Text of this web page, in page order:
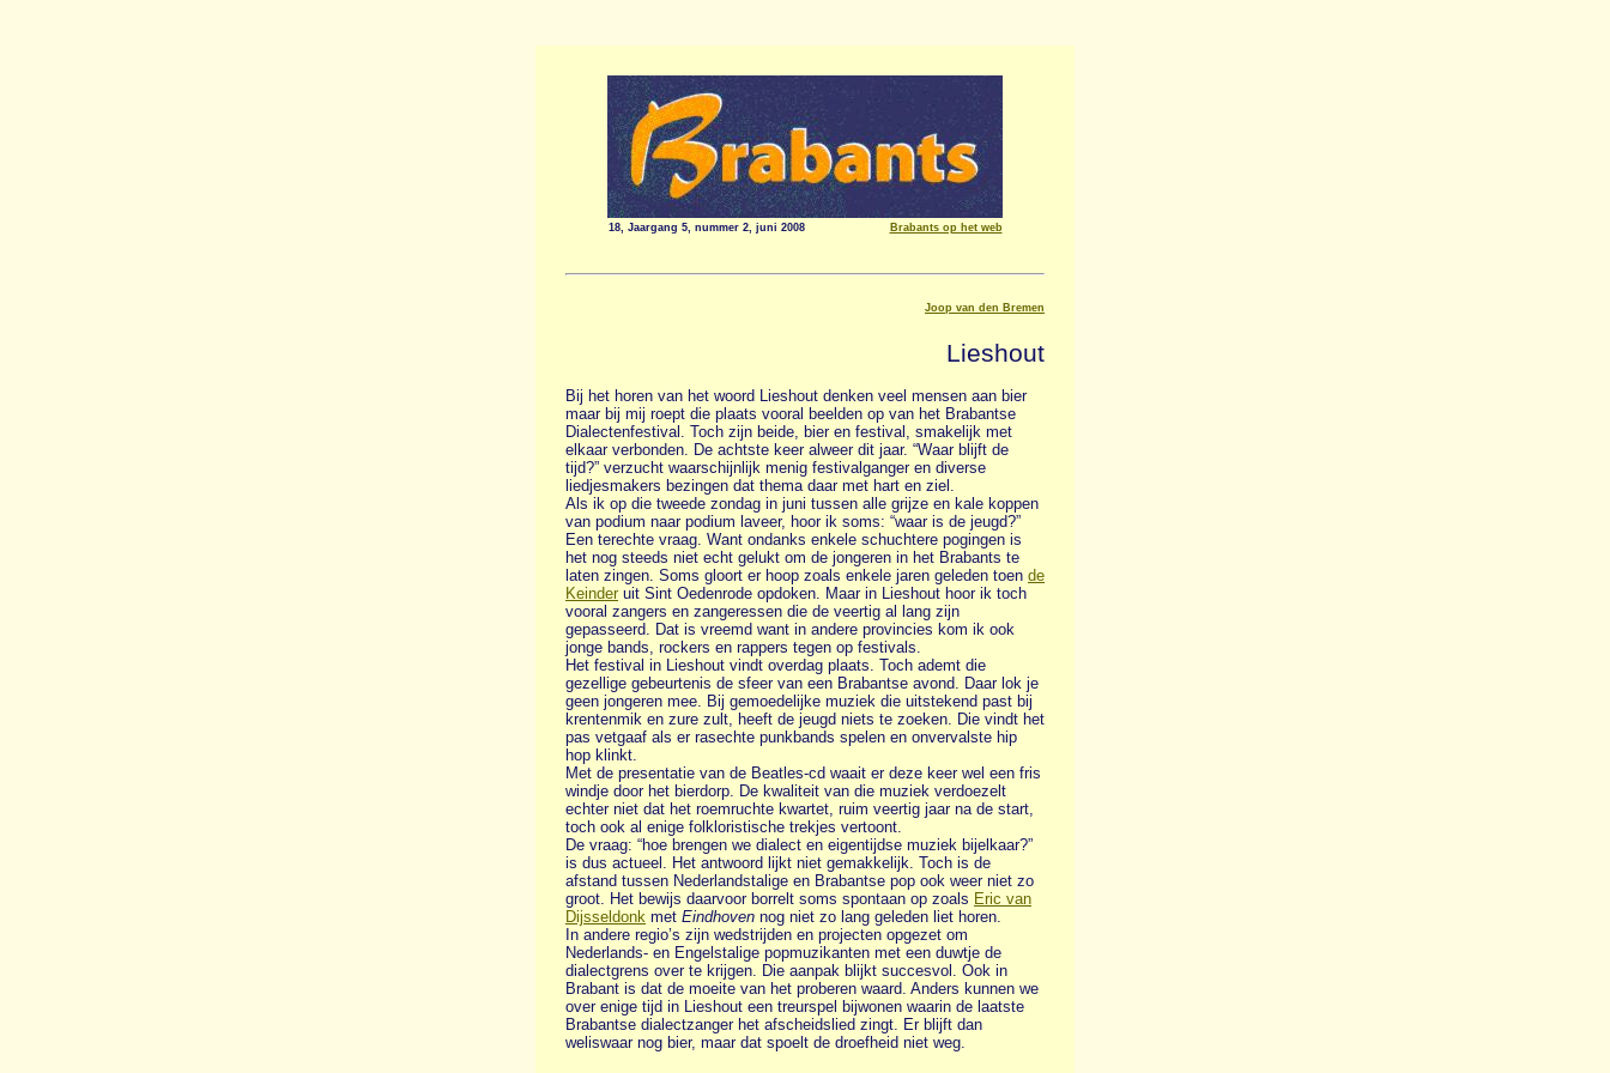
18, Jaargang 5, nummer 2, juni 2008 Brabants op het web
Joop van den Bremen
Lieshout
Bij het horen van het woord Lieshout denken veel mensen aan bier
maar bij mij roept die plaats vooral beelden op van het Brabantse
Dialectenfestival. Toch zijn beide, bier en festival, smakelijk met
elkaar verbonden. De achtste keer alweer dit jaar. “Waar blijft de
tijd?” verzucht waarschijnlijk menig festivalganger en diverse
liedjesmakers bezingen dat thema daar met hart en ziel.
Als ik op die tweede zondag in juni tussen alle grijze en kale koppen
van podium naar podium laveer, hoor ik soms: “waar is de jeugd?”
Een terechte vraag. Want ondanks enkele schuchtere pogingen is
het nog steeds niet echt gelukt om de jongeren in het Brabants te
laten zingen. Soms gloort er hoop zoals enkele jaren geleden toen de
Keinder uit Sint Oedenrode opdoken. Maar in Lieshout hoor ik toch
vooral zangers en zangeressen die de veertig al lang zijn
gepasseerd. Dat is vreemd want in andere provincies kom ik ook
jonge bands, rockers en rappers tegen op festivals.
Het festival in Lieshout vindt overdag plaats. Toch ademt die
gezellige gebeurtenis de sfeer van een Brabantse avond. Daar lok je
geen jongeren mee. Bij gemoedelijke muziek die uitstekend past bij
krentenmik en zure zult, heeft de jeugd niets te zoeken. Die vindt het
pas vetgaaf als er rasechte punkbands spelen en onvervalste hip
hop klinkt.
Met de presentatie van de Beatles-cd waait er deze keer wel een fris
windje door het bierdorp. De kwaliteit van die muziek verdoezelt
echter niet dat het roemruchte kwartet, ruim veertig jaar na de start,
toch ook al enige folkloristische trekjes vertoont.
De vraag: “hoe brengen we dialect en eigentijdse muziek bijelkaar?”
is dus actueel. Het antwoord lijkt niet gemakkelijk. Toch is de
afstand tussen Nederlandstalige en Brabantse pop ook weer niet zo
groot. Het bewijs daarvoor borrelt soms spontaan op zoals Eric van
Dijsseldonk met Eindhoven nog niet zo lang geleden liet horen.
In andere regio’s zijn wedstrijden en projecten opgezet om
Nederlands- en Engelstalige popmuzikanten met een duwtje de
dialectgrens over te krijgen. Die aanpak blijkt succesvol. Ook in
Brabant is dat de moeite van het proberen waard. Anders kunnen we
over enige tijd in Lieshout een treurspel bijwonen waarin de laatste
Brabantse dialectzanger het afscheidslied zingt. Er blijft dan
weliswaar nog bier, maar dat spoelt de droefheid niet weg.